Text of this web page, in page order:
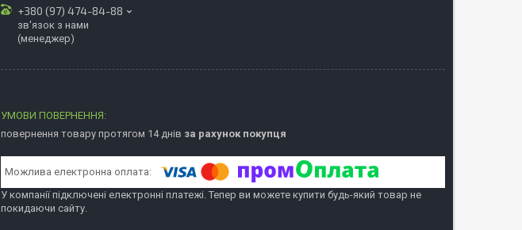
+380 (97) 474-84-88
зв'язок з нами
(менеджер)
повернення товару протягом 14 днів за рахунок покупця
У компанії підключені електронні платежі. Тепер ви можете купити будь-який товар не
покидаючи сайту.